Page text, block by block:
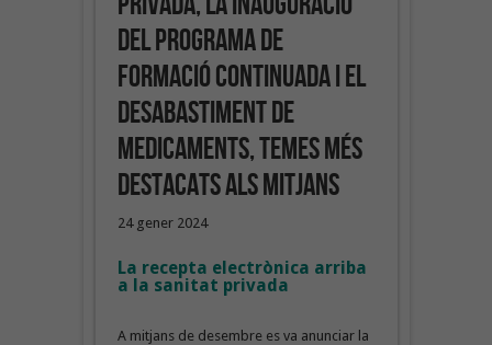
del programa de
formació continuada i el
desabastiment de
medicaments, temes més
destacats als mitjans
24 gener 2024
La recepta electrònica arriba
a la sanitat privada
A mitjans de desembre es va anunciar la